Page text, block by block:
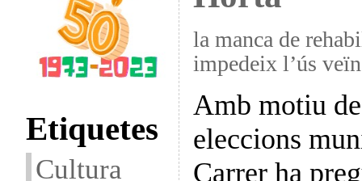
Etiquetes
Cultura
la manca de
impedeix l’ús
Amb motiu
eleccions
Carrer ha